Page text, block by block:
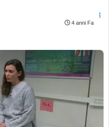
4 anni Fa